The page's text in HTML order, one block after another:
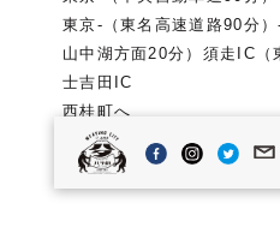
東京-（東名高速道路90分
山中湖方面20分）須走IC（
士吉田IC
西桂町へ
東京-（中央自動車道80分
士吉田方面20分